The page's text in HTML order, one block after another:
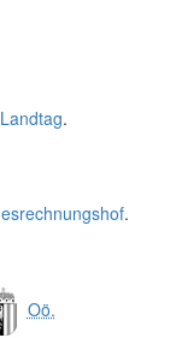
Landtag.
.
Oö.